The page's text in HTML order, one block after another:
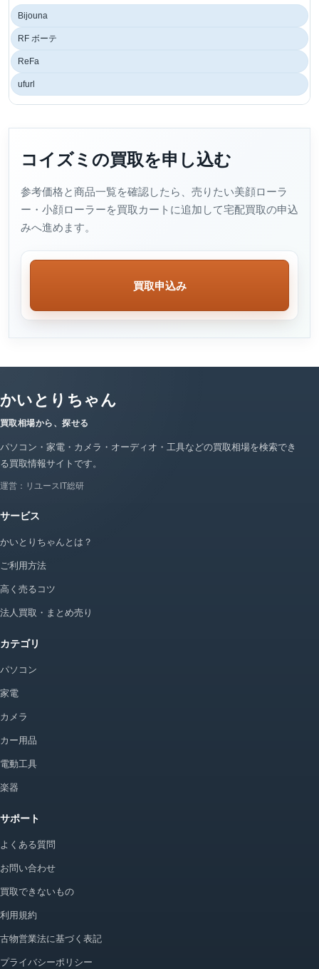
Bijouna
RF ボーテ
ReFa
ufurl
コイズミの買取を申し込む
参考価格と商品一覧を確認したら、売りたい美顔ローラ
ー・小顔ローラーを買取カートに追加して宅配買取の申込
みへ進めます。
買取申込み
かいとりちゃん
買取相場から、探せる
パソコン・家電・カメラ・オーディオ・工具などの買取相場を検索でき
る買取情報サイトです。
運営：リユースIT総研
サービス
かいとりちゃんとは？
ご利用方法
高く売るコツ
法人買取・まとめ売り
カテゴリ
パソコン
家電
カメラ
カー用品
電動工具
楽器
サポート
よくある質問
お問い合わせ
買取できないもの
利用規約
古物営業法に基づく表記
プライバシーポリシー